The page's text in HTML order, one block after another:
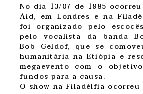
No dia 13/07 de 1985
Aid, em Londres e na
foi organizado pelo
pelo vocalista da banda
Bob Geldof, que se
humanitária na Etiópia e
megaevento com o
fundos para a causa.
O show na Filadélfia ocorreu